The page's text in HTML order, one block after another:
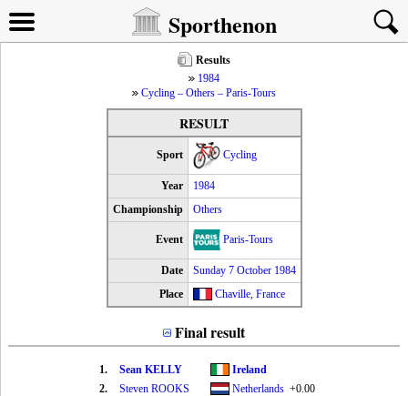
Sporthenon
Results
1984
Cycling – Others – Paris-Tours
RESULT
Sport Cycling
Year
1984
Championship
Others
Event Paris-Tours
Date
Sunday 7 October 1984
Place
Chaville, France
Final result
1. Sean KELLY
Ireland
2.
Steven ROOKS Netherlands +0.00